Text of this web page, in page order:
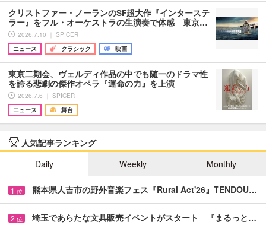
クリストファー・ノーランのSF超大作『インターステ
ラー』をフル・オーケストラの生演奏で体感 東京…
2026.7.10 ｜ SPICER
ニュース
クラシック 映画
東京二期会、ヴェルディ作品の中でも随一のドラマ性
を誇る悲劇の傑作オペラ『運命の力』を上演
2026.7.6 ｜ SPICER
ニュース
舞台
人気記事ランキング
Daily
Weekly Monthly
1 位 熊本県人吉市の野外音楽フェス『Rural Act'26』TENDOU…
2 位 埼玉であらたな文具販売イベントがスタート 『まるっと…